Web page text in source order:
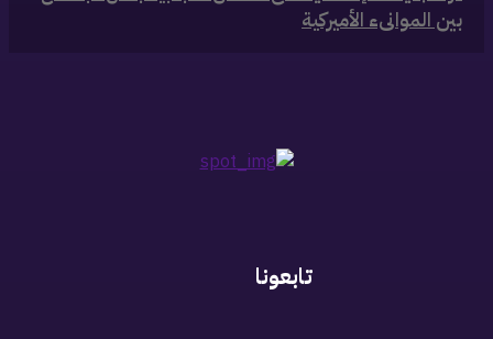
بين الموانىء الأميركية
تابعونا